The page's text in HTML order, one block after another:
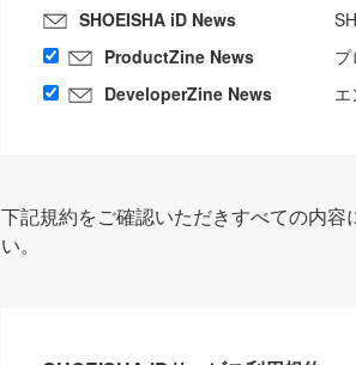
SHOEISHA iD News
ProductZine News
DeveloperZine News
下記規約をご確認いただきすべての内
い。